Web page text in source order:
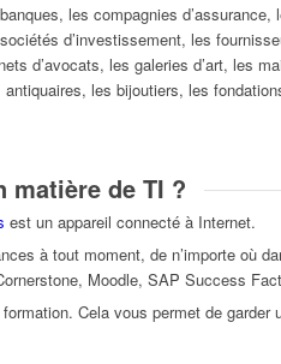
les compagnies d’assurance,
d’investissement, les
d’avocats, les galeries d’art, les
les bijoutiers, les
matière de TI ?
est un appareil connecté à Internet.
à tout moment, de n’importe où
Moodle, SAP Success
Cela vous permet de garder